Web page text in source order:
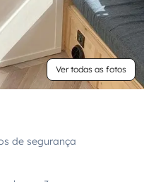
Ver todas as fotos
de segurança